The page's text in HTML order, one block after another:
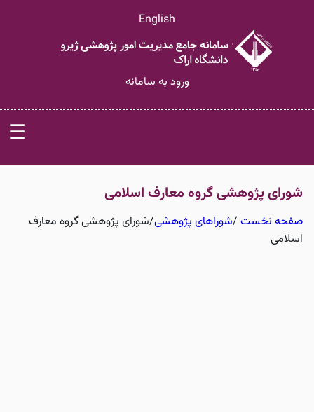
English
ورود به سامانه
☰
شورای پژوهشی گروه معارف اسلامی
صفحه نخست /شوراهای پژوهشی/شورای پژوهشی گروه معارف
اسلامی